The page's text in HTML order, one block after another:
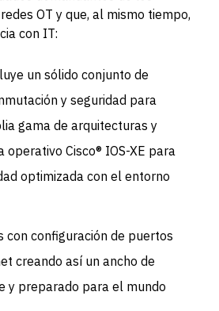
OT y que, al mismo tiempo,
con IT:
un sólido conjunto de
y seguridad para
gama de arquitecturas y
operativo Cisco® IOS-XE para
optimizada con el entorno
con configuración de puertos
creando así un ancho de
y preparado para el mundo